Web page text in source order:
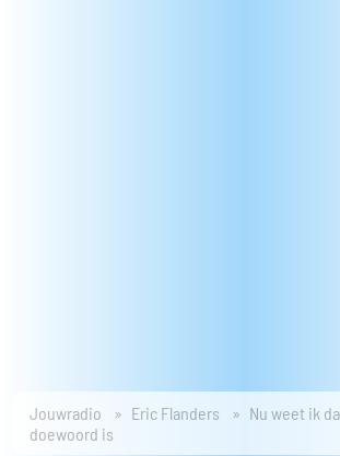
Jouwradio Eric Flanders
Nu weet ik
doewoord is